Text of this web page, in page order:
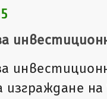
изграждане